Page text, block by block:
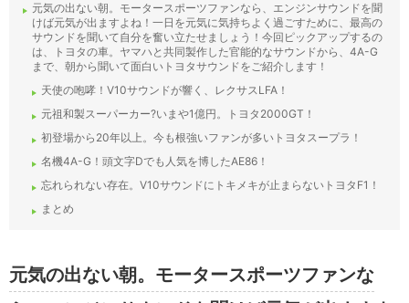
元気の出ない朝。モータースポーツファンなら、エンジンサウンドを聞
けば元気が出ますよね！一日を元気に気持ちよく過ごすために、最高の
サウンドを聞いて自分を奮い立たせましょう！今回ピックアップするの
は、トヨタの車。ヤマハと共同製作した官能的なサウンドから、4A-G
まで、朝から聞いて面白いトヨタサウンドをご紹介します！
天使の咆哮！V10サウンドが響く、レクサスLFA！
元祖和製スーパーカー?いまや1億円。トヨタ2000GT！
初登場から20年以上。今も根強いファンが多いトヨタスープラ！
名機4A-G！頭文字Dでも人気を博したAE86！
忘れられない存在。V10サウンドにトキメキが止まらないトヨタF1！
まとめ
元気の出ない朝。モータースポーツファンな